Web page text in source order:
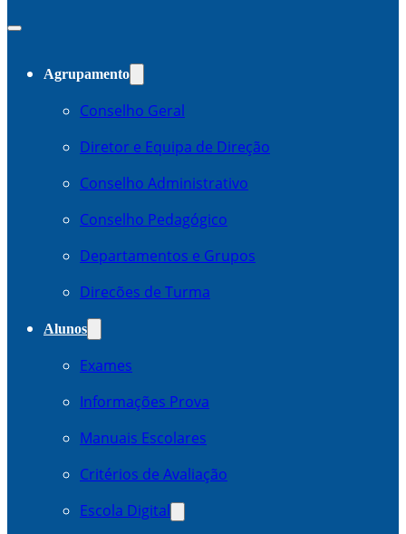
Agrupamento
Conselho Geral
Diretor e Equipa de Direção
Conselho Administrativo
Conselho Pedagógico
Departamentos e Grupos
Direcões de Turma
Alunos
Exames
Informações Prova
Manuais Escolares
Critérios de Avaliação
Escola Digital